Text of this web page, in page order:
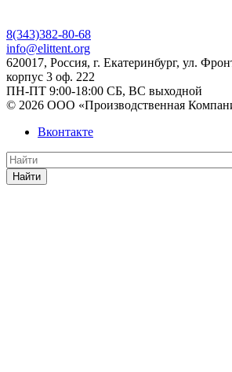
8(343)382-80-68
info@elittent.org
620017, Россия, г. Екатеринбург, ул.
корпус 3 оф. 222
ПН-ПТ 9:00-18:00 СБ, ВС выходной
© 2026 ООО «Производственная
Вконтакте
Найти